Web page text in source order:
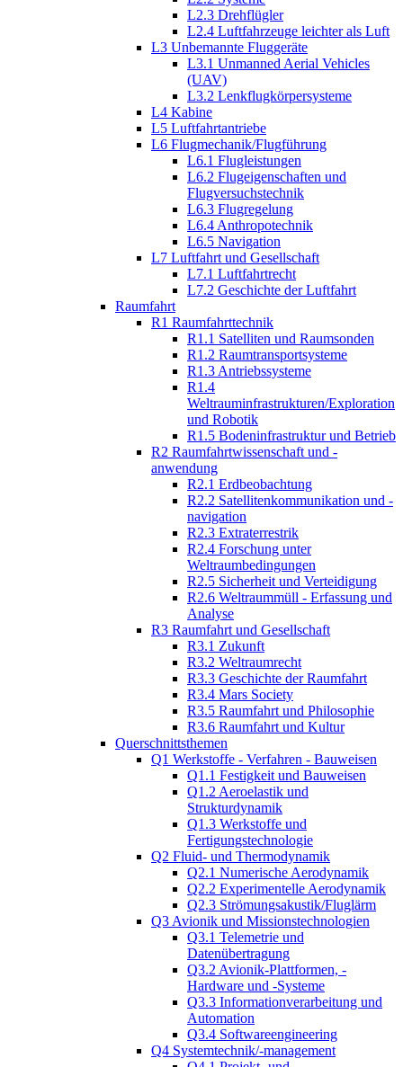
L2.3 Drehflügler
L2.4 Luftfahrzeuge leichter als Luft
L3 Unbemannte Fluggeräte
L3.1 Unmanned Aerial Vehicles
(UAV)
L3.2 Lenkflugkörpersysteme
L4 Kabine
L5 Luftfahrtantriebe
L6 Flugmechanik/Flugführung
L6.1 Flugleistungen
L6.2 Flugeigenschaften und
Flugversuchstechnik
L6.3 Flugregelung
L6.4 Anthropotechnik
L6.5 Navigation
L7 Luftfahrt und Gesellschaft
L7.1 Luftfahrtrecht
L7.2 Geschichte der Luftfahrt
Raumfahrt
R1 Raumfahrttechnik
R1.1 Satelliten und Raumsonden
R1.2 Raumtransportsysteme
R1.3 Antriebssysteme
R1.4
Weltrauminfrastrukturen/Exploration
und Robotik
R1.5 Bodeninfrastruktur und Betrieb
R2 Raumfahrtwissenschaft und -
anwendung
R2.1 Erdbeobachtung
R2.2 Satellitenkommunikation und -
navigation
R2.3 Extraterrestrik
R2.4 Forschung unter
Weltraumbedingungen
R2.5 Sicherheit und Verteidigung
R2.6 Weltraummüll - Erfassung und
Analyse
R3 Raumfahrt und Gesellschaft
R3.1 Zukunft
R3.2 Weltraumrecht
R3.3 Geschichte der Raumfahrt
R3.4 Mars Society
R3.5 Raumfahrt und Philosophie
R3.6 Raumfahrt und Kultur
Querschnittsthemen
Q1 Werkstoffe - Verfahren - Bauweisen
Q1.1 Festigkeit und Bauweisen
Q1.2 Aeroelastik und
Strukturdynamik
Q1.3 Werkstoffe und
Fertigungstechnologie
Q2 Fluid- und Thermodynamik
Q2.1 Numerische Aerodynamik
Q2.2 Experimentelle Aerodynamik
Q2.3 Strömungsakustik/Fluglärm
Q3 Avionik und Missionstechnologien
Q3.1 Telemetrie und
Datenübertragung
Q3.2 Avionik-Plattformen, -
Hardware und -Systeme
Q3.3 Informationverarbeitung und
Automation
Q3.4 Softwareengineering
Q4 Systemtechnik/-management